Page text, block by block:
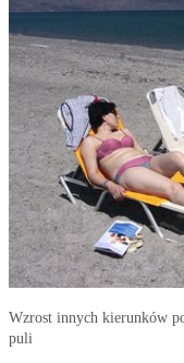
Wzrost innych kierunków
puli